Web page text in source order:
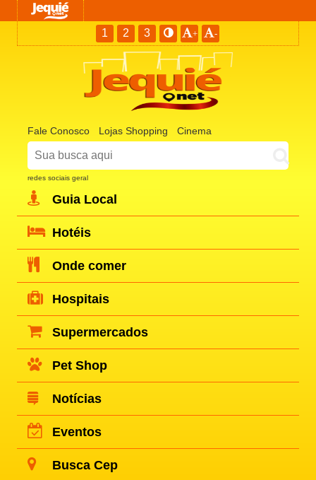
1 2 3 + -
Fale Conosco Lojas Shopping Cinema
redes sociais geral
Guia Local
Hotéis
Onde comer
Hospitais
Supermercados
Pet Shop
Notícias
Eventos
Busca Cep